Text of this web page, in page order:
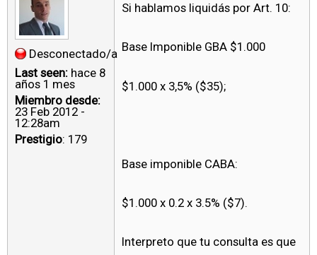
Desconectado/a
Last seen: hace 8
años 1 mes
Miembro desde:
23 Feb 2012 -
12:28am
Prestigio: 179
Si hablamos liquidás por Art. 10:
Base Imponible GBA $1.000
$1.000 x 3,5% ($35);
Base imponible CABA:
$1.000 x 0.2 x 3.5% ($7).
Interpreto que tu consulta es que